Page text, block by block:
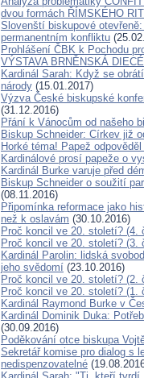
dvou formách ŘÍMSKÉHO
Slovenští biskupové
permanentním konfliktu
Prohlášení ČBK k Pochodu
VÝSTAVA BRNĚNSKÁ
Kardinál Sarah: Když se
národy (15.01.2017)
Výzva České biskupské
(31.12.2016)
Přání k Vánocům od našeho
Biskup Schneider: Církev již
Horké téma! Papež
Kardinálové prosí papeže o
Kardinál Burke varuje před
Biskup Schneider o soužití
(08.11.2016)
Připomínka reformace jako
než k oslavám (30.10.2016)
Proč koncil ve 20. století? (4.
Proč koncil ve 20. století? (3.
Kardinál Parolin: lidská
jeho svědomí (23.10.2016)
Proč koncil ve 20. století? (2.
Proč koncil ve 20. století? (1.
Kardinál Raymond Burke v
Kardinál Dominik Duka:
(30.09.2016)
Poděkování otce biskupa
Sekretář komise pro dialog s
nedispenzovatelné